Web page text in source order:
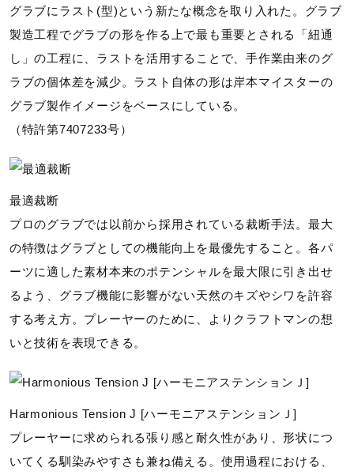
グラブにラスト(型)という新たな概念を取り入れた。グラブ
製造工程でグラブの形を作る上で最も重要とされる「紐通
し」の工程に、ラストを活用することで、手作業由来のグ
ラブの個体差を減少。ラスト自体の形は岸本マイスターの
グラブ製作イメージをベースにしている。
（特許第7407233号）
最適裁断
プロのグラブでは以前から採用されている裁断手法。最大
の特徴はグラブとしての機能向上を最優先すること。各パ
ーツに適した素材本来のポテンシャルを最大限に引き出せ
るよう、グラブ機能に影響がない天然のキズやシワを許容
する考え方。プレーヤーのために、よりクラフトマンの想
いと技術を表現できる。
Harmonious Tension J [ハーモニアステンションＪ]
プレーヤーに求められる張り感と耐久性があり、形状につ
いてくる馴染みやすさも兼ね備える。使用過程における、